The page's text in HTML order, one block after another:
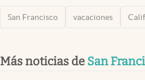
San Francisco vacaciones
Más noticias de San